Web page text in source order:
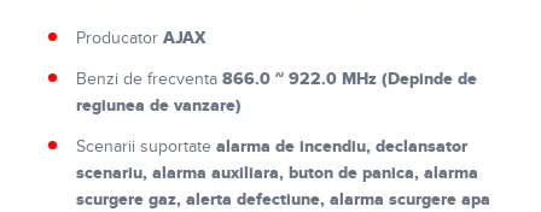
Producator AJAX
Benzi de frecventa 866.0 ~ 922.0 MHz (Depinde de
regiunea de vanzare)
Scenarii suportate alarma de incendiu, declansator
scenariu, alarma auxiliara, buton de panica, alarma
scurgere gaz, alerta defectiune, alarma scurgere apa